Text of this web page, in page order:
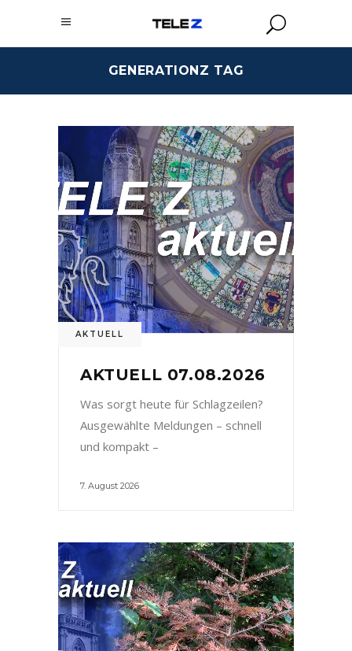
GENERATIONZ TAG
AKTUELL
AKTUELL 07.08.2026
Was sorgt heute für Schlagzeilen?
Ausgewählte Meldungen – schnell
und kompakt –
7. August 2026